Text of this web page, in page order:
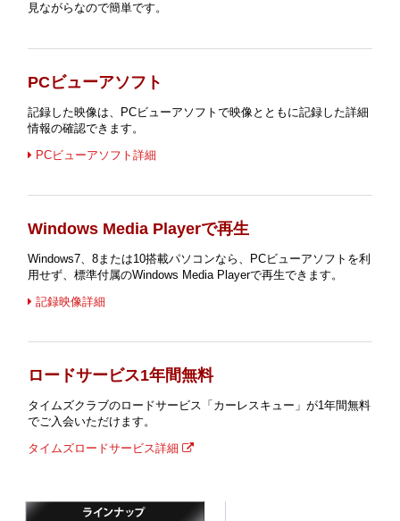
見ながらなので簡単です。
PCビューアソフト
記録した映像は、PCビューアソフトで映像とともに記録した詳細
情報の確認できます。
PCビューアソフト詳細
Windows Media Playerで再生
Windows7、8または10搭載パソコンなら、PCビューアソフトを利
用せず、標準付属のWindows Media Playerで再生できます。
記録映像詳細
ロードサービス1年間無料
タイムズクラブのロードサービス「カーレスキュー」が1年間無料
でご入会いただけます。
タイムズロードサービス詳細